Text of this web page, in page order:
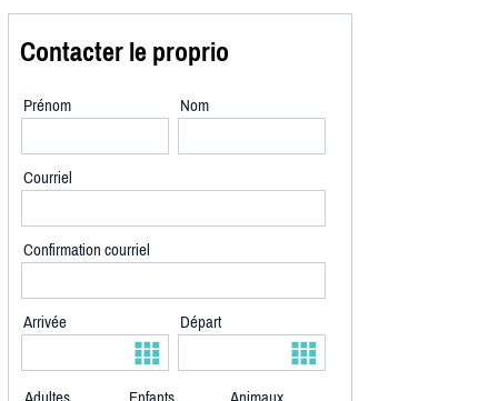
Contacter le proprio
Prénom Nom
Courriel
Confirmation courriel
Arrivée Départ